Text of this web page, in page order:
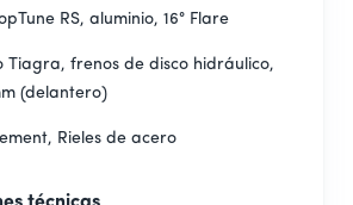
RS, aluminio, 16° Flare
Tiagra, frenos de disco hidráulico,
(delantero)
Rieles de acero